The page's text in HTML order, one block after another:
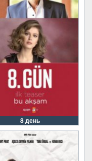
8 день